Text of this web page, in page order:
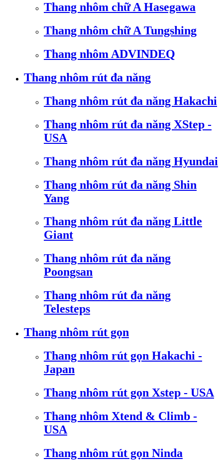
Thang nhôm chữ A Hasegawa
Thang nhôm chữ A Tungshing
Thang nhôm ADVINDEQ
Thang nhôm rút đa năng
Thang nhôm rút đa năng Hakachi
Thang nhôm rút đa năng XStep -
USA
Thang nhôm rút đa năng Hyundai
Thang nhôm rút đa năng Shin
Yang
Thang nhôm rút đa năng Little
Giant
Thang nhôm rút đa năng
Poongsan
Thang nhôm rút đa năng
Telesteps
Thang nhôm rút gọn
Thang nhôm rút gọn Hakachi -
Japan
Thang nhôm rút gọn Xstep - USA
Thang nhôm Xtend & Climb -
USA
Thang nhôm rút gọn Ninda